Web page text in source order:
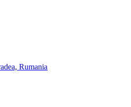
Rumania